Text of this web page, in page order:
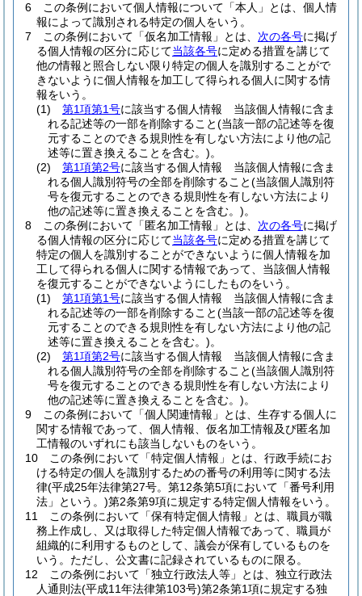
6
この条例において個人情報について「本人」とは、個人情
報によって識別される特定の個人をいう。
7
この条例において「仮名加工情報」とは、 次の各号に掲げ
る個人情報の区分に応じて当該各号に定める措置を講じて
他の情報と照合しない限り特定の個人を識別することがで
きないように個人情報を加工して得られる個人に関する情
報をいう。
(1)
第1項第1号に該当する個人情報 当該個人情報に含ま
れる記述等の一部を削除すること(当該一部の記述等を復
元することのできる規則性を有しない方法により他の記
述等に置き換えることを含む。)。
(2)
第1項第2号に該当する個人情報 当該個人情報に含ま
れる個人識別符号の全部を削除すること(当該個人識別符
号を復元することのできる規則性を有しない方法により
他の記述等に置き換えることを含む。)。
8
この条例において「匿名加工情報」とは、 次の各号に掲げ
る個人情報の区分に応じて当該各号に定める措置を講じて
特定の個人を識別することができないように個人情報を加
工して得られる個人に関する情報であって、当該個人情報
を復元することができないようにしたものをいう。
(1)
第1項第1号に該当する個人情報 当該個人情報に含ま
れる記述等の一部を削除すること(当該一部の記述等を復
元することのできる規則性を有しない方法により他の記
述等に置き換えることを含む。)。
(2)
第1項第2号に該当する個人情報 当該個人情報に含ま
れる個人識別符号の全部を削除すること(当該個人識別符
号を復元することのできる規則性を有しない方法により
他の記述等に置き換えることを含む。)。
9
この条例において「個人関連情報」とは、生存する個人に
関する情報であって、個人情報、仮名加工情報及び匿名加
工情報のいずれにも該当しないものをいう。
10
この条例において「特定個人情報」とは、行政手続にお
ける特定の個人を識別するための番号の利用等に関する法
律(平成25年法律第27号。第12条第5項において「番号利用
法」という。)第2条第9項に規定する特定個人情報をいう。
11
この条例において「保有特定個人情報」とは、職員が職
務上作成し、又は取得した特定個人情報であって、職員が
組織的に利用するものとして、議会が保有しているものを
いう。 ただし、公文書に記録されているものに限る。
12
この条例において「独立行政法人等」とは、独立行政法
人通則法(平成11年法律第103号)第2条第1項に規定する独